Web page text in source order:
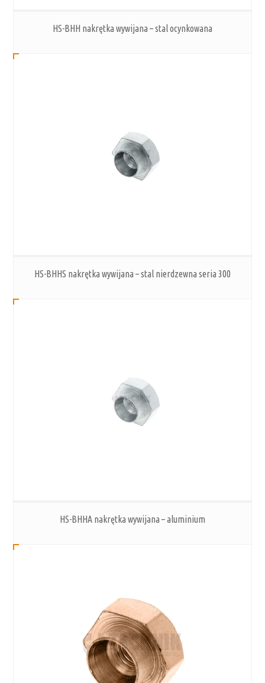
HS-BHH nakrętka wywijana – stal ocynkowana
HS-BHHS nakrętka wywijana – stal nierdzewna seria 300
HS-BHHA nakrętka wywijana – aluminium